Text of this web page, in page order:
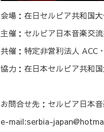
会場：在日セルビア共和国
主催：セルビア日本音楽交
共催：特定非営利法人 ACC
協力：在日本セルビア共和
お問合せ先：セルビア日本
e-mail:serbia-